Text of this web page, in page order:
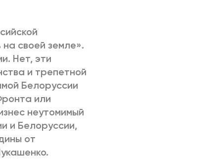
своей земле».
Нет, эти
и трепетной
Белоруссии
или
неутомимый
и Белоруссии,
от